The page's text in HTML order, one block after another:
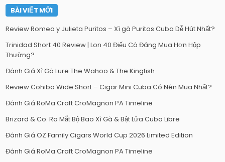
BÀI VIẾT MỚI
Review Romeo y Julieta Puritos – Xì gà Puritos Cuba Dễ Hút Nhất?
Trinidad Short 40 Review | Lon 40 Điếu Có Đáng Mua Hơn Hộp
Thường?
Đánh Giá Xì Gà Lure The Wahoo & The Kingfish
Review Cohiba Wide Short – Cigar Mini Cuba Có Nên Mua Nhất?
Đánh Giá RoMa Craft CroMagnon PA Timeline
Brizard & Co. Ra Mắt Bộ Bao Xì Gà & Bật Lửa Cuba Libre
Đánh Giá OZ Family Cigars World Cup 2026 Limited Edition
Đánh Giá RoMa Craft CroMagnon PA Timeline